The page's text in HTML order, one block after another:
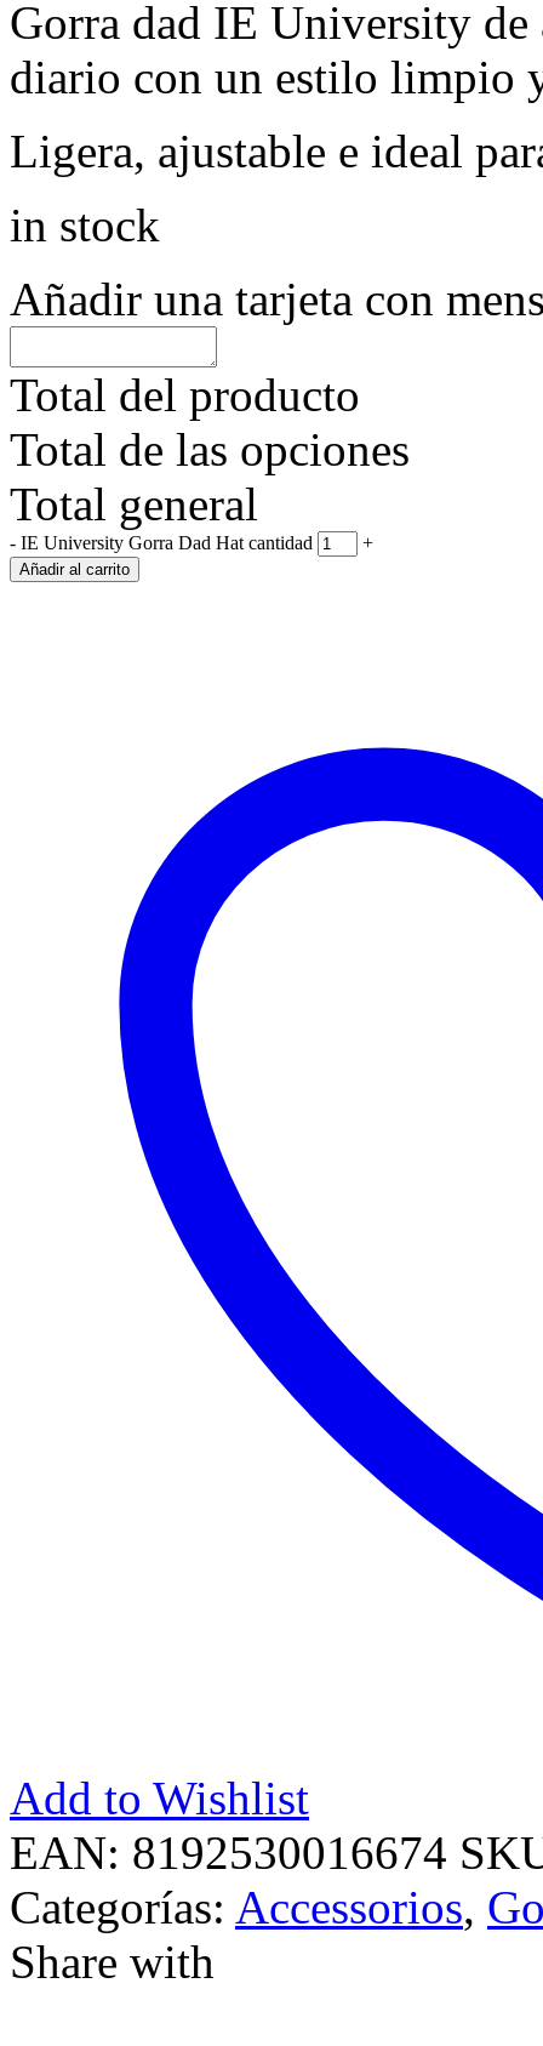
Gorra dad IE University de
diario con un estilo limpio
Ligera, ajustable e ideal
in stock
Añadir una tarjeta con
Total del producto
Total de las opciones
Total general
- IE University Gorra Dad Hat cantidad +
Añadir al carrito
Add to Wishlist
EAN: 8192530016674
Categorías: Accessorios,
Share with